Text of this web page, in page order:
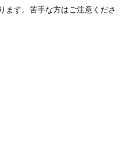
ます。苦手な方はご注意くださ